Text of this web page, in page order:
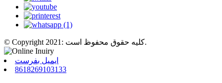
© Copyright 2021: کلیه حقوق محفوظ است.
ایمیل بفرست
8618269103133